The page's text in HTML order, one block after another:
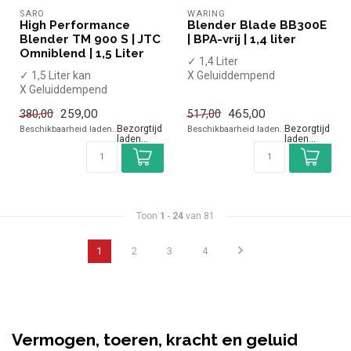
SARO
High Performance
Blender TM 900 S | JTC
Omniblend | 1,5 Liter
✓ 1,5 Liter kan
X Geluiddempend
✓ Handmatige bedi...
380,00 259,00
Beschikbaarheid laden..
WARING
Blender Blade BB300E
| BPA-vrij | 1,4 liter
✓ 1,4 Liter
X Geluiddempend
✓ ...
517,00 465,00
Beschikbaarheid laden..
Toon 1 - 24 van 81
1 2 3 4
Vermogen, toeren, kracht en geluid